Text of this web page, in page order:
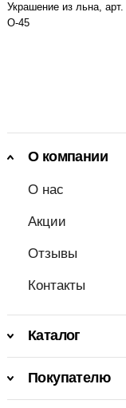
Украшение из льна, арт.
О-45
О компании
О нас
Акции
Отзывы
Контакты
Каталог
Покупателю